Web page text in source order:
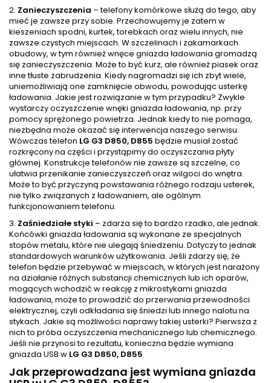
2. Zanieczyszczenia – telefony komórkowe służą do tego, aby
mieć je zawsze przy sobie. Przechowujemy je zatem w
kieszeniach spodni, kurtek, torebkach oraz wielu innych, nie
zawsze czystych miejscach. W szczelinach i zakamarkach
obudowy, w tym również wnęce gniazda ładowania gromadzą
się zanieczyszczenia. Może to być kurz, ale również piasek oraz
inne tłuste zabrudzenia. Kiedy nagromadzi się ich zbyt wiele,
uniemożliwiają one zamknięcie obwodu, powodując usterkę
ładowania. Jakie jest rozwiązanie w tym przypadku? Zwykle
wystarczy oczyszczenie wnęki gniazda ładowania, np. przy
pomocy sprężonego powietrza. Jednak kiedy to nie pomaga,
niezbędna może okazać się interwencja naszego serwisu.
Wówczas telefon LG G3 D850, D855 będzie musiał zostać
rozkręcony na części i przystąpimy do oczyszczania płyty
głównej. Konstrukcje telefonów nie zawsze są szczelne, co
ułatwia przenikanie zanieczyszczeń oraz wilgoci do wnętra.
Może to być przyczyną powstawania różnego rodzaju usterek,
nie tylko związanych z ładowaniem, ale ogólnym
funkcjonowaniem telefonu.
3. Zaśniedziałe styki – zdarza się to bardzo rzadko, ale jednak.
Końcówki gniazda ładowania są wykonane ze specjalnych
stopów metalu, które nie ulegają śniedzeniu. Dotyczy to jednak
standardowych warunków użytkowania. Jeśli zdarzy się, że
telefon będzie przebywać w miejscach, w których jest narażony
na działanie różnych substancji chemicznych lub ich oparów,
mogących wchodzić w reakcję z mikrostykami gniazda
ładowania, może to prowadzić do przerwania przewodności
elektrycznej, czyli odkładania się śniedzi lub innego nalotu na
stykach. Jakie są możliwości naprawy takiej usterki? Pierwsza z
nich to próba oczyszczenia mechanicznego lub chemicznego.
Jeśli nie przynosi to rezultatu, konieczna będzie wymiana
gniazda USB w LG G3 D850, D855.
Jak przeprowadzana jest wymiana gniazda